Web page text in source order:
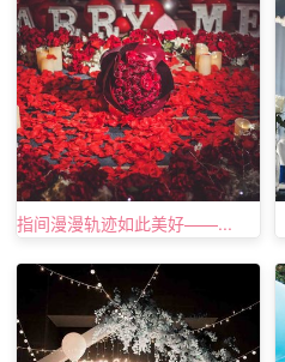
指间漫漫轨迹如此美好——...